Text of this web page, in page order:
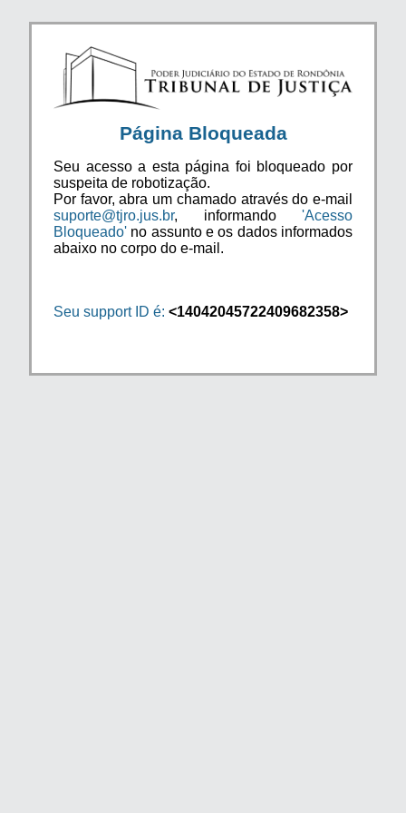
Página Bloqueada
Seu acesso a esta página foi bloqueado por
suspeita de robotização.
Por favor, abra um chamado através do e-mail
suporte@tjro.jus.br, informando 'Acesso
Bloqueado' no assunto e os dados informados
abaixo no corpo do e-mail.
Seu support ID é: <14042045722409682358>